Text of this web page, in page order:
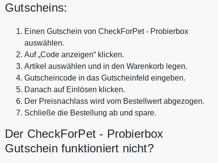
Gutscheins:
Einen Gutschein von CheckForPet - Probierbox
auswählen.
Auf „Code anzeigen“ klicken.
Artikel auswählen und in den Warenkorb legen.
Gutscheincode in das Gutscheinfeld eingeben.
Danach auf Einlösen klicken.
Der Preisnachlass wird vom Bestellwert abgezogen.
Schließe die Bestellung ab und spare.
Der CheckForPet - Probierbox
Gutschein funktioniert nicht?